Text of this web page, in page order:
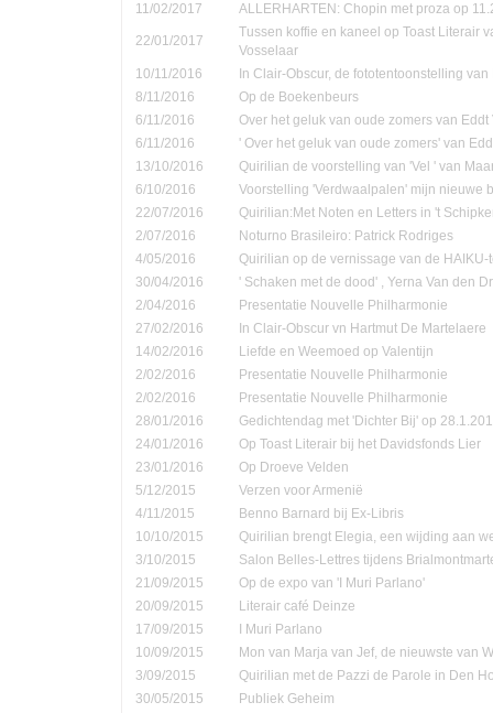
11/02/2017
ALLERHARTEN: Chopin met proza op
22/01/2017
Tussen koffie en kaneel op Toast Literair
Vosselaar
10/11/2016
In Clair-Obscur, de fototentoonstelling
8/11/2016
Op de Boekenbeurs
6/11/2016
Over het geluk van oude zomers van Eddt
6/11/2016
' Over het geluk van oude zomers' van
13/10/2016
Quirilian de voorstelling van 'Vel ' van
6/10/2016
Voorstelling 'Verdwaalpalen' mijn nieuwe
22/07/2016
Quirilian:Met Noten en Letters in 't
2/07/2016
Noturno Brasileiro: Patrick Rodriges
4/05/2016
Quirilian op de vernissage van de
30/04/2016
' Schaken met de dood' , Yerna Van den
2/04/2016
Presentatie Nouvelle Philharmonie
27/02/2016
In Clair-Obscur vn Hartmut De Martelaere
14/02/2016
Liefde en Weemoed op Valentijn
2/02/2016
Presentatie Nouvelle Philharmonie
2/02/2016
Presentatie Nouvelle Philharmonie
28/01/2016
Gedichtendag met 'Dichter Bij' op
24/01/2016
Op Toast Literair bij het Davidsfonds Lier
23/01/2016
Op Droeve Velden
5/12/2015
Verzen voor Armenië
4/11/2015
Benno Barnard bij Ex-Libris
10/10/2015
Quirilian brengt Elegia, een wijding aan
3/10/2015
Salon Belles-Lettres tijdens
21/09/2015
Op de expo van 'I Muri Parlano'
20/09/2015
Literair café Deinze
17/09/2015
I Muri Parlano
10/09/2015
Mon van Marja van Jef, de nieuwste van
3/09/2015
Quirilian met de Pazzi de Parole in Den
30/05/2015
Publiek Geheim